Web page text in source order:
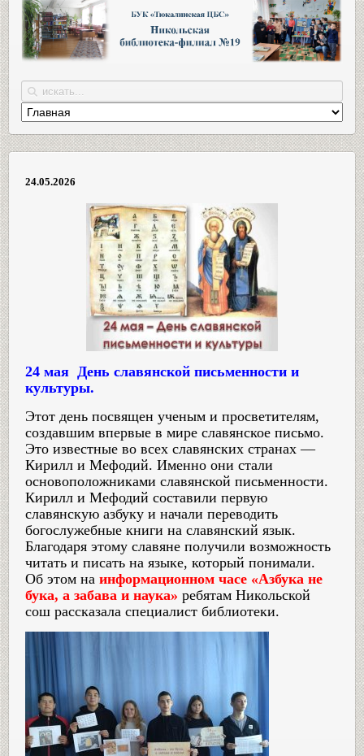
24.05.2026
24 мая День славянской письменности и
культуры.
Этот день посвящен ученым и просветителям,
создавшим впервые в мире славянское письмо.
Это известные во всех славянских странах —
Кирилл и Мефодий. Именно они стали
основоположниками славянской письменности.
Кирилл и Мефодий составили первую
славянскую азбуку и начали переводить
богослужебные книги на славянский язык.
Благодаря этому славяне получили возможность
читать и писать на языке, который понимали.
Об этом на информационном часе «Азбука не
бука, а забава и наука» ребятам Никольской
сош рассказала специалист библиотеки.